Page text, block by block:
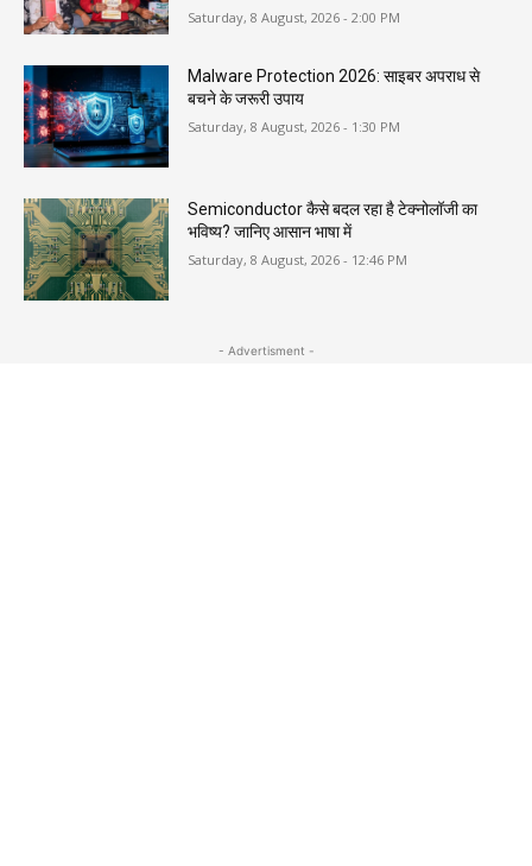
Saturday, 8 August, 2026 - 2:00 PM
Malware Protection 2026: साइबर अपराध से
बचने के जरूरी उपाय
Saturday, 8 August, 2026 - 1:30 PM
Semiconductor कैसे बदल रहा है टेक्नोलॉजी का
भविष्य? जानिए आसान भाषा में
Saturday, 8 August, 2026 - 12:46 PM
- Advertisment -